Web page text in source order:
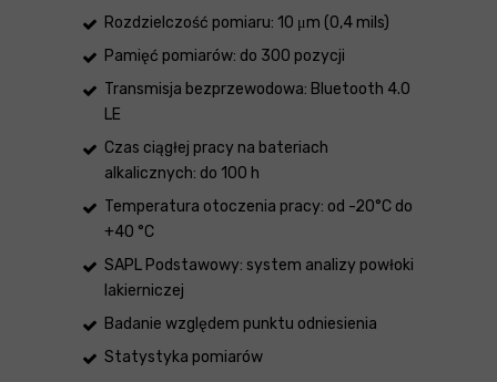
Rozdzielczość pomiaru: 10 μm (0,4 mils)
Pamięć pomiarów: do 300 pozycji
Transmisja bezprzewodowa: Bluetooth 4.0
LE
Czas ciągłej pracy na bateriach
alkalicznych: do 100 h
Temperatura otoczenia pracy: od -20°C do
+40 °C
SAPL Podstawowy: system analizy powłoki
lakierniczej
Badanie względem punktu odniesienia
Statystyka pomiarów